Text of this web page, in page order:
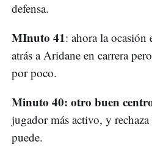
defensa.
MInuto 41: ahora la ocasión
atrás a Aridane en carrera
por poco.
Minuto 40: otro buen
jugador más activo, y
puede.